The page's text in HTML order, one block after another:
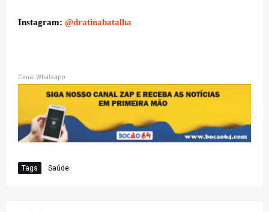
Instagram: @dratinabatalha
Canal Whatsapp
Tags Saúde